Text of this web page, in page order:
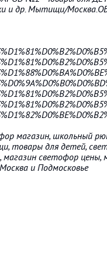
и др. Мытищи/
магазин, школьный
товары для детей,
магазин светофор
и Подмосковье